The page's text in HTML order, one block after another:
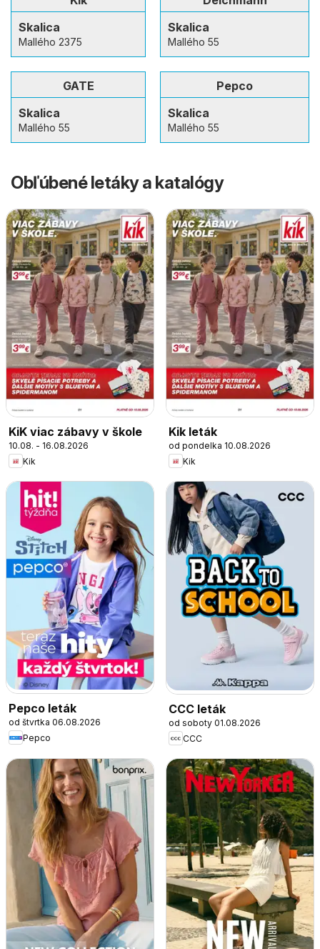
Skalica
Mallého 2375
Skalica
Mallého 55
GATE
Skalica
Mallého 55
Pepco
Skalica
Mallého 55
Obľúbené letáky a katalógy
KiK viac zábavy v škole
10.08. - 16.08.2026
Kik
Kik leták
od pondelka 10.08.2026
Kik
Pepco leták
od štvrtka 06.08.2026
Pepco
CCC leták
od soboty 01.08.2026
CCC